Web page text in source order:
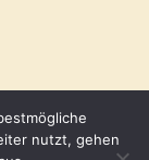
nutzt, gehen